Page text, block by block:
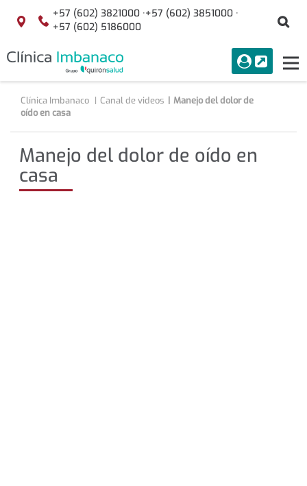
Saltar al contenido
Localización
+57 (602) 3821000 ·+57 (602) 3851000 ·
+57 (602) 5186000
menuAcceso
Buscar
Clínica Imbanaco Canal de videos
Manejo del dolor de
oído en casa
Manejo del dolor de oído en
casa